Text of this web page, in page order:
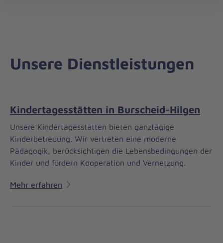
Unsere Dienstleistungen
Kindertagesstätten in Burscheid-Hilgen
Unsere Kindertagesstätten bieten ganztägige
Kinderbetreuung. Wir vertreten eine moderne
Pädagogik, berücksichtigen die Lebensbedingungen der
Kinder und fördern Kooperation und Vernetzung.
Mehr erfahren